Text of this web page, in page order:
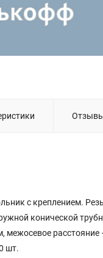
с креплением.
конической
межосевое расстояние
шт.